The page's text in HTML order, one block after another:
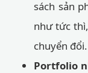
sách sản
như tức
chuyển đổi.
Portfolio